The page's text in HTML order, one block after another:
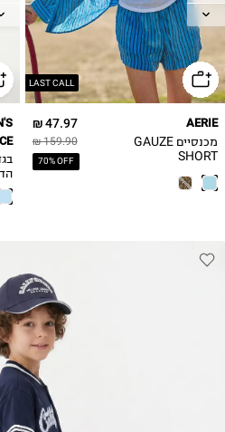
LAST CALL
L
47.97 ₪
159.90 ₪
70% OFF
AERIE
מכנסיים GAUZE
SHORT